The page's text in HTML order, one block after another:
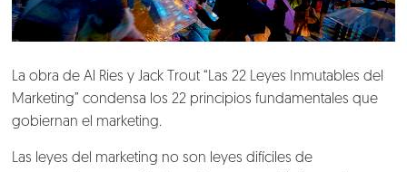
La obra de Al Ries y Jack Trout “Las 22 Leyes Inmutables del
Marketing” condensa los 22 principios fundamentales que
gobiernan el marketing.
Las leyes del marketing no son leyes difíciles de